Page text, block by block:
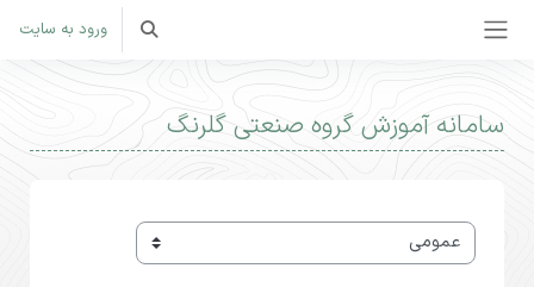
Toggle search input
ورود به سایت
سامانه آموزش گروه صنعتی گلرنگ
طبقه‌های درسی